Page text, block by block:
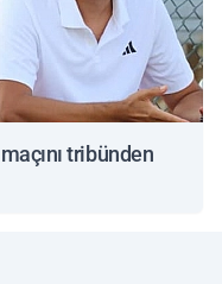
tribünden